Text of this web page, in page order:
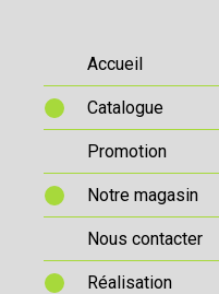
Accueil
Catalogue
Promotion
Notre magasin
Nous contacter
Réalisation